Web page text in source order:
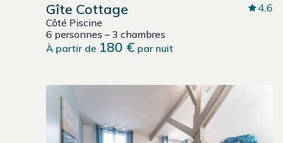
Gîte Cottage
Côté Piscine
6 personnes – 3 chambres
À partir de 180 € par nuit
4.6